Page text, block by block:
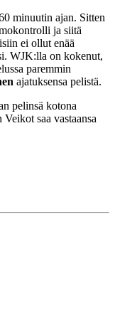
minuutin ajan. Sitten
ja siitä
ei ollut enää
WJK:lla on kokenut,
paremmin
ajatuksensa pelistä.
pelinsä kotona
saa vastaansa